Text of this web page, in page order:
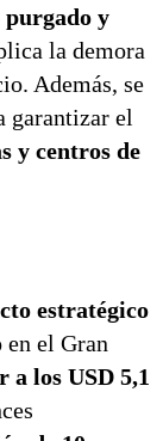
purgado y
la demora
Además, se
garantizar el
y centros de
estratégico
en el Gran
los USD 5,1